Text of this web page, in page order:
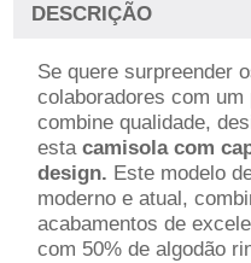
DESCRIÇÃO
Se quere surpreender
colaboradores com um
combine qualidade,
estacamisola com
design. Este modelo
moderno e atual,
acabamentos de
com 50% de algodão